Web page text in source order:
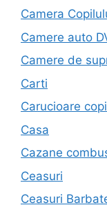
Camera
Camere auto
Camere de
Carti
Carucioare
Casa
Cazane
Ceasuri
Ceasuri